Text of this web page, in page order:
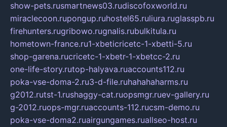
show-pets.rusmartnews03.rudiscofoxworld.ru
miraclecoon.rupongup.ruhostel65.ruliura.ruglasspb.ru
firehunters.rugribowo.rugnalis.rubulkitula.ru
hometown-france.ru1-xbeticricetc-1-xbetti-5.ru
shop-garena.rucricetc-1-xbetr-1-xbetcc-2.ru
one-life-story.rutop-halyava.ruaccounts112.ru
poka-vse-doma-2.ru3-d-file.ruhahahaharms.ru
g2012.rutst-1.rushaggy-cat.ruopsmgr.ruev-gallery.ru
g-2012.ruops-mgr.ruaccounts-112.rucsm-demo.ru
poka-vse-doma2.ruairgungames.ruallseo-host.ru